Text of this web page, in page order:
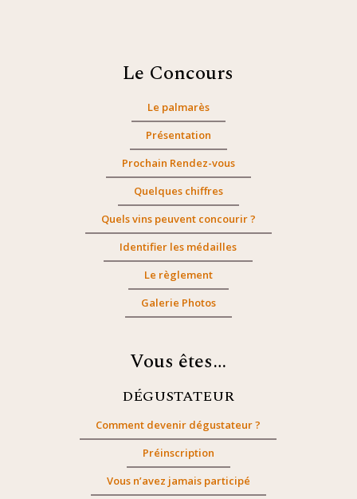
Le Concours
Le palmarès
Présentation
Prochain Rendez-vous
Quelques chiffres
Quels vins peuvent concourir ?
Identifier les médailles
Le règlement
Galerie Photos
Vous êtes…
DÉGUSTATEUR
Comment devenir dégustateur ?
Préinscription
Vous n’avez jamais participé